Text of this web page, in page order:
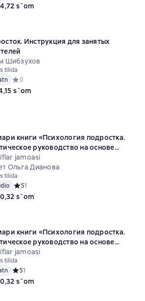
s`om
Инструкция для занятых
Шибзухов
tilida
Средний рейтинг 0 на основе 0 оценок
0
s`om
книги «Психология подростка.
руководство на основе
поведенческой терапии»
jamoasi
Ольга Дианова
tilida
Средний рейтинг 5 на основе 1 оценок
51
s`om
книги «Психология подростка.
руководство на основе
поведенческой терапии»
jamoasi
tilida
Средний рейтинг 5 на основе 1 оценок
51
s`om